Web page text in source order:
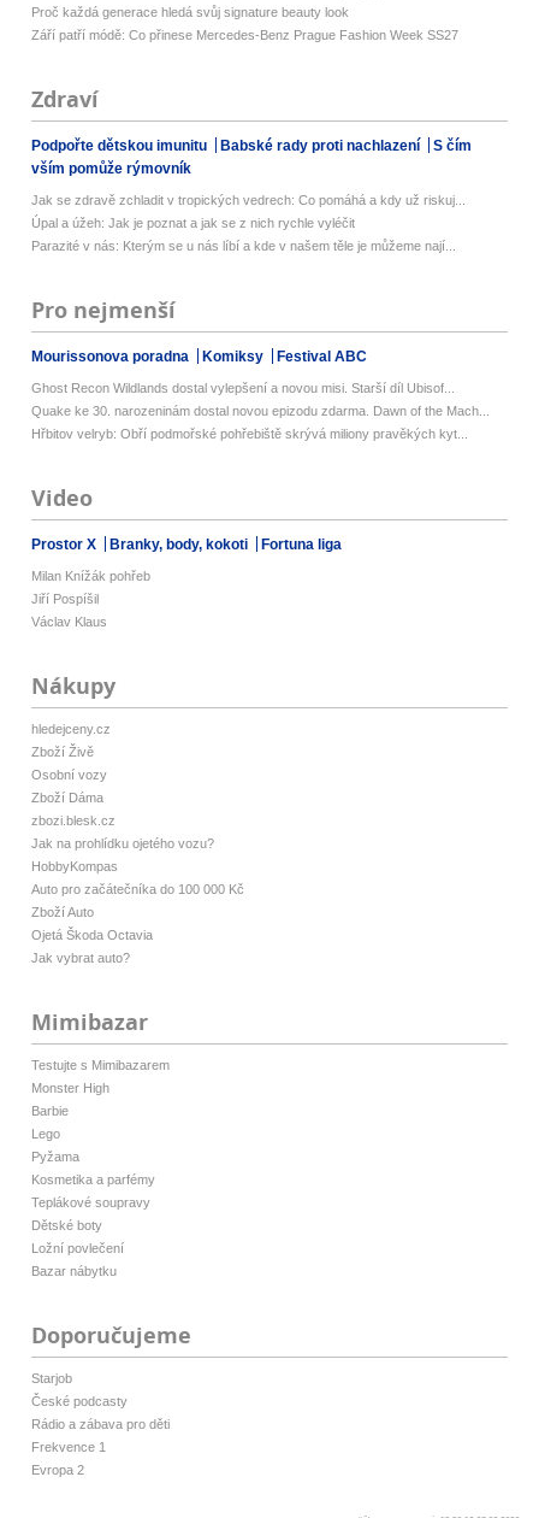
Proč každá generace hledá svůj signature beauty look
Září patří módě: Co přinese Mercedes-Benz Prague Fashion Week SS27
Zdraví
Podpořte dětskou imunitu Babské rady proti nachlazení
S čím
vším pomůže rýmovník
Jak se zdravě zchladit v tropických vedrech: Co pomáhá a kdy už riskuj...
Úpal a úžeh: Jak je poznat a jak se z nich rychle vyléčit
Parazité v nás: Kterým se u nás líbí a kde v našem těle je můžeme nají...
Pro nejmenší
Mourissonova poradna Komiksy Festival ABC
Ghost Recon Wildlands dostal vylepšení a novou misi. Starší díl Ubisof...
Quake ke 30. narozeninám dostal novou epizodu zdarma. Dawn of the Mach...
Hřbitov velryb: Obří podmořské pohřebiště skrývá miliony pravěkých kyt...
Video
Prostor X Branky, body, kokoti Fortuna liga
Milan Knížák pohřeb
Jiří Pospíšil
Václav Klaus
Nákupy
hledejceny.cz
Zboží Živě
Osobní vozy
Zboží Dáma
zbozi.blesk.cz
Jak na prohlídku ojetého vozu?
HobbyKompas
Auto pro začátečníka do 100 000 Kč
Zboží Auto
Ojetá Škoda Octavia
Jak vybrat auto?
Mimibazar
Testujte s Mimibazarem
Monster High
Barbie
Lego
Pyžama
Kosmetika a parfémy
Teplákové soupravy
Dětské boty
Ložní povlečení
Bazar nábytku
Doporučujeme
Starjob
České podcasty
Rádio a zábava pro děti
Frekvence 1
Evropa 2